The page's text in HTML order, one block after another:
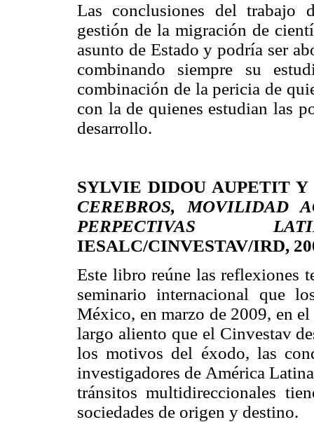
Las conclusiones del trabajo
gestión de la migración de
asunto de Estado y podría ser
combinando siempre su
combinación de la pericia de
con la de quienes estudian las
desarrollo.
SYLVIE DIDOU AUPETIT
CEREBROS, MOVILIDAD
PERPECTIVAS
IESALC/CINVESTAV/IRD,
Este libro reúne las reflexiones
seminario internacional que
México, en marzo de 2009, en
largo aliento que el Cinvestav
los motivos del éxodo, las
investigadores de América
tránsitos multidireccionales
sociedades de origen y destino.